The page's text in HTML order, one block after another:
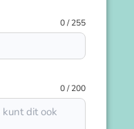
0 / 255
0 / 200